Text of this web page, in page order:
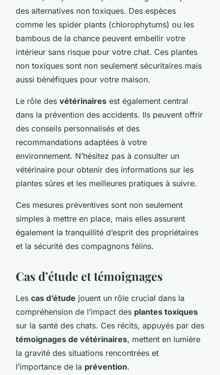
des alternatives non toxiques. Des espèces
comme les spider plants (chlorophytums) ou les
bambous de la chance peuvent embellir votre
intérieur sans risque pour votre chat. Ces plantes
non toxiques sont non seulement sécuritaires mais
aussi bénéfiques pour votre maison.
Le rôle des vétérinaires est également central
dans la prévention des accidents. Ils peuvent offrir
des conseils personnalisés et des
recommandations adaptées à votre
environnement. N’hésitez pas à consulter un
vétérinaire pour obtenir des informations sur les
plantes sûres et les meilleures pratiques à suivre.
Ces mesures préventives sont non seulement
simples à mettre en place, mais elles assurent
également la tranquillité d’esprit des propriétaires
et la sécurité des compagnons félins.
Cas d’étude et témoignages
Les cas d’étude jouent un rôle crucial dans la
compréhension de l’impact des plantes toxiques
sur la santé des chats. Ces récits, appuyés par des
témoignages de vétérinaires, mettent en lumière
la gravité des situations rencontrées et
l’importance de la prévention.